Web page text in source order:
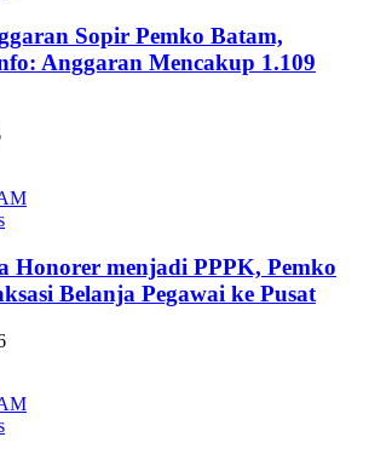
Sopir Pemko Batam,
Anggaran Mencakup 1.109
Honorer menjadi PPPK, Pemko
Belanja Pegawai ke Pusat